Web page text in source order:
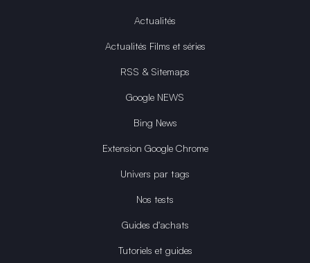
Actualités
Actualités Films et séries
RSS & Sitemaps
Google NEWS
Bing News
Extension Google Chrome
Univers par tags
Nos tests
Guides d'achats
Tutoriels et guides